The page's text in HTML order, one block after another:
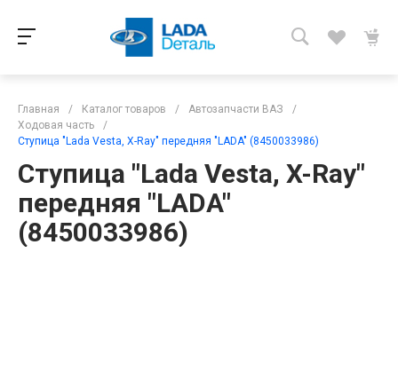
Главная / Каталог товаров / Автозапчасти ВАЗ
/
Ходовая часть
/
Ступица "Lada Vesta, X-Ray" передняя "LADA" (8450033986)
Ступица "Lada Vesta, X-Ray"
передняя "LADA"
(8450033986)